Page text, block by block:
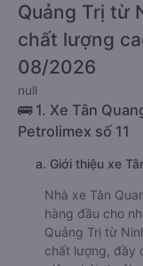
Quảng Trị từ
chất lượng
08/2026
null
🚌 1. Xe Tân
Petrolimex số 11
a. Giới thiệu xe
Nhà xe Tân
hàng đầu cho
Quảng Trị từ
chất lượng, đầy